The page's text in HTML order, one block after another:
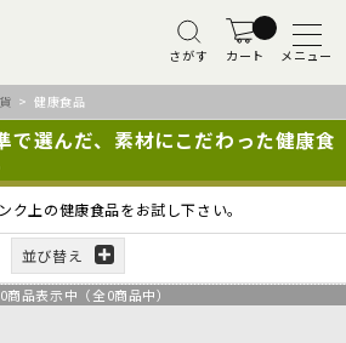
さがす カート メニュー
> 健康食品
で選んだ、素材にこだわった健康食
ク上の健康食品をお試し下さい。
並び替え
0商品表示中（全0商品中）